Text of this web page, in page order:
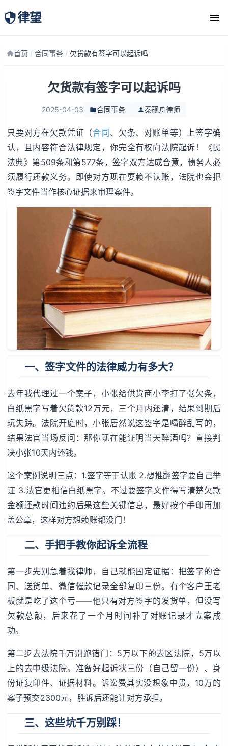
律望
律师团队
首页 / 合同事务 / 欠货款有签字可以起诉吗
欠货款有签字可以起诉吗
2025-04-03 合同事务 秦砚舟律师
只要对方在欠款凭证（合同 、欠条、对账单等）上签字确
认，且内容符合法律规定，你完全有权向法院起诉！《民
法典》第509条和第577条，签字双方达成合意，债务人必
须履行还款义务。即使对方现在耍赖不认账，法院也会把
签字文件当作核心证据来审理案件。
一、签字文件的法律威力有多大？
去年我代理过一个案子，小张给供货商小李打了张欠条，
白纸黑字写着欠货款12万元，三个月内还清，结果到期后
玩失踪。法院开庭时，小张居然说这签字是喝醉乱写的，
结果法官当场反问：那你现在能证明当天醉酒吗？直接判
决小张10天内还钱。
这个案例说明三点：1.签字等于认账 2.想推翻签字要自己举
证 3.法官更相信白纸黑字。不过要签字文件得写清楚欠款
金额还款时间违约后果这些关键信息，最好按个手印再加
盖公章，这样对方想赖账都没门！
二、手把手教你起诉全流程
第一步先别急着找律师，自己就能固定证据：把签字的合
同、送货单、微信催款记录全部复印三份。有个客户王老
板就是吃了这个亏——他只有对方签字的发货单，但没写
欠款总额，后来花了一个月时间补了对账记录才立案成
功。
第二步去法院千万别跑错门：5万以下的去区法院，5万以
上的去中级法院。准备好起诉状三份（自己留一份）、身
份证复印件、证据材料。诉讼费其实没想象中贵，10万的
案子预交2300元，胜诉后还能让对方承担。
三、这些坑千万别踩！